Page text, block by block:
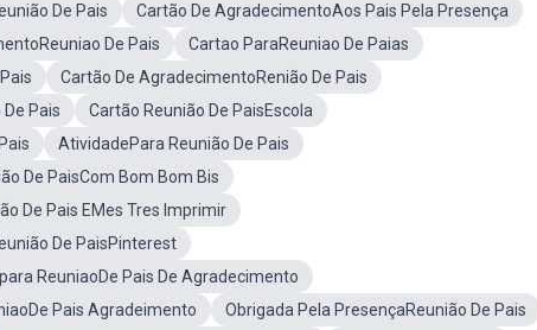
De Pais
Cartão De AgradecimentoAos Pais Pela Presença
De Pais
Cartao ParaReuniao De Paias
Cartão De AgradecimentoRenião De Pais
Pais
Cartão Reunião De PaisEscola
AtividadePara Reunião De Pais
De PaisCom Bom Bom Bis
De Pais EMes Tres Imprimir
De PaisPinterest
ReuniaoDe Pais De Agradecimento
Pais Agradeimento
Obrigada Pela PresençaReunião De Pais